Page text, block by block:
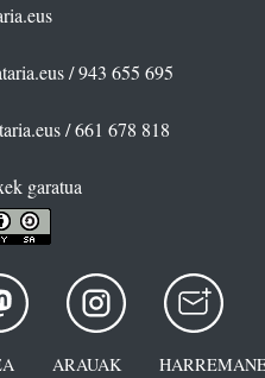
/ 943 655 695
/ 661 678 818
garatua
ARAUAK